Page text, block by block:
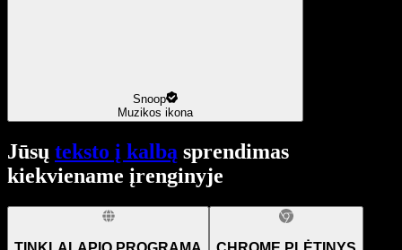
Snoop
Muzikos ikona
Jūsų teksto į kalbą sprendimas
kiekviename įrenginyje